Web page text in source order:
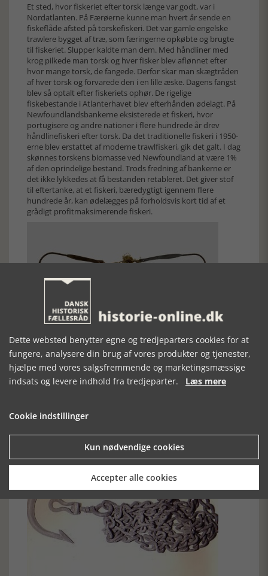
Et sted, hvor fiskeriet efter torsk længe var godt, var i
Nordatlanten. På Færøerne kunne man hvert år sende en
fiskeflåde afsted på torskefiskeri. Det var gamle engelske
trawlere bygget af træ, som færingerne opkøbte og brugte
til fiskeriet. Slupper kaldte man dem. Med håndliner med
krog pilkede man torsk og hver fisker blev aflønnet efter
hvor mange torsk, de fangede. Derfor skar man skægtråden
af hver torsk og forvarede den i en lille æske. Dagens fangst
blev så optalt efter fiskeriets ophør. De rigelige
fiskebestande i Atlanterhavet blev efterhånden ødelagt. På
Newfoundlandsbankerne eksisterede et fiskeri, hvor
portugisere og andre nationer i flere hundrede år drev
håndlinefiskeri efter torsk. Da det traditionelle fiskeri i 1950-
erne blev erstattet af moderne trawlfiskeri, gik det galt. I dag
skønnes torskens biomasse ved Newfoundland at være 1%
af den oprindelige bestand. Trods fredning af bankerne er
det ikke lykkedes at få bestanden retableret. Det giver stof
til eftertanke, at et fiskeri, bæredygtigt igennem flere
hundrede år, kan ødelægges på forholdsvis kort tid af et
grådigt profitmaksimerende fiskeri.
Kroge med bly brugt til håndlinefiskeri i 1900-årene, Fiskeri- og
Søfartsmuseet
Et specielt krogfiskeri foregik fra de store sejlskibene i fart på
stålwire, så hajen ikke kunne bide fangstlinen over.
hajfiskeriet en slags sportsfiskeri eller tidsfordriv for
Dette websted benytter egne og tredjeparters cookies for at
fungere, analysere din brug af vores produkter og tjenester,
hjælpe med vores salgsfremmende og marketingsmæssige
indsats og levere indhold fra tredjeparter. Læs mere
Cookie indstillinger
Kun nødvendige cookies
Accepter alle cookies